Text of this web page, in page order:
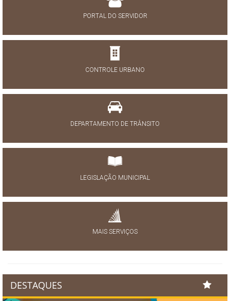
PORTAL DO SERVIDOR
CONTROLE URBANO
DEPARTAMENTO DE TRÂNSITO
LEGISLAÇÃO MUNICIPAL
MAIS SERVIÇOS
DESTAQUES